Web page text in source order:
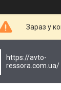
Зараз у
https://avto-
ressora.com.ua/